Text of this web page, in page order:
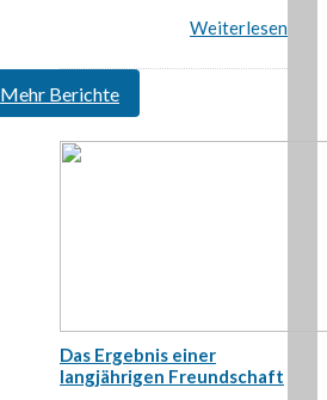
Weiterlesen
Mehr Berichte
Das Ergebnis einer
langjährigen Freundschaft